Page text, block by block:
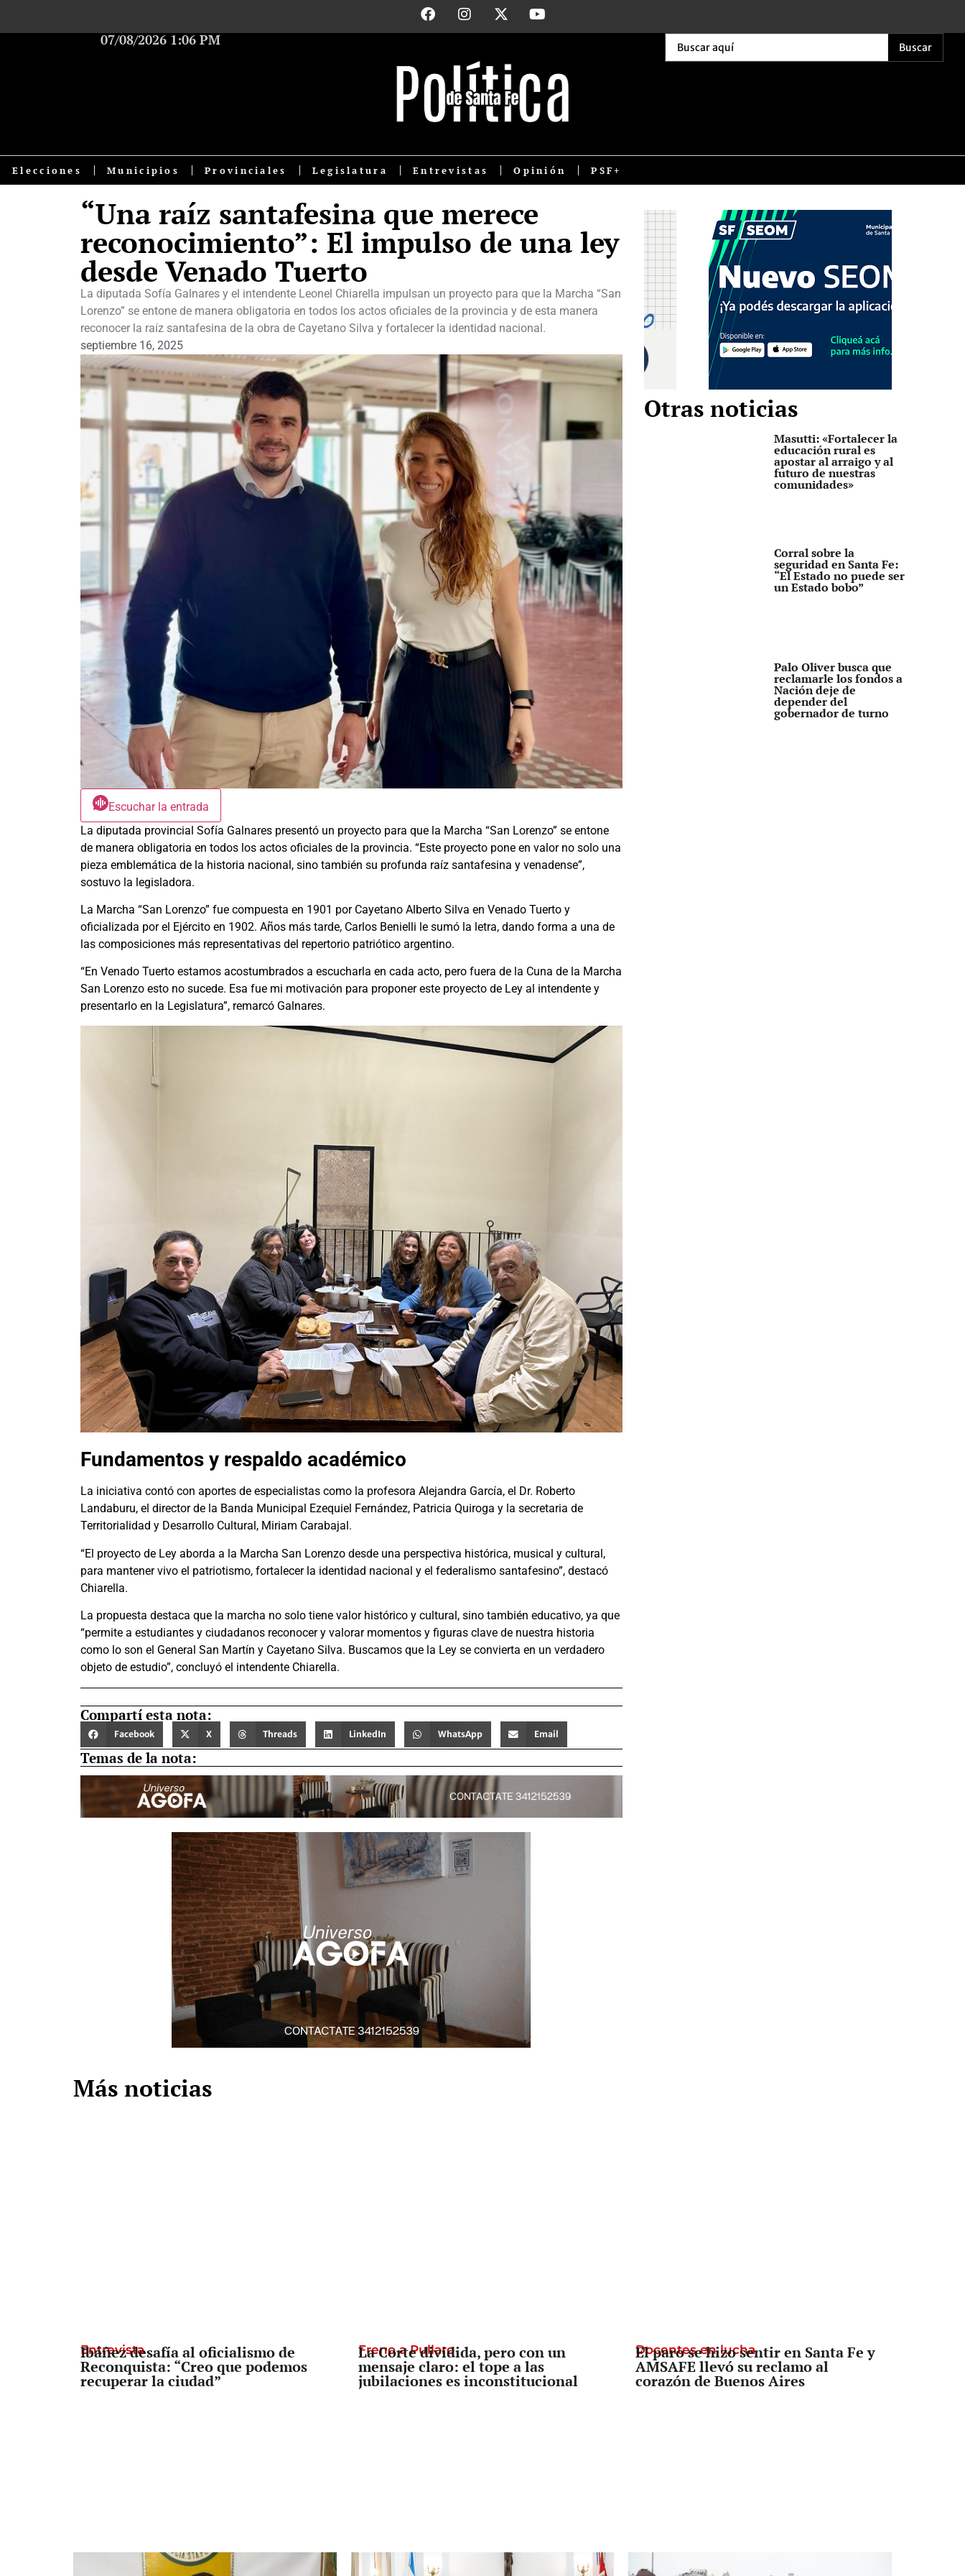
07/08/2026 1:06 PM Buscar
Elecciones Municipios Provinciales Legislatura Entrevistas Opinión PSF+
“Una raíz santafesina que merece
reconocimiento”: El impulso de una ley
desde Venado Tuerto
La diputada Sofía Galnares y el intendente Leonel Chiarella impulsan un proyecto para que la Marcha “San
Lorenzo” se entone de manera obligatoria en todos los actos oficiales de la provincia y de esta manera
reconocer la raíz santafesina de la obra de Cayetano Silva y fortalecer la identidad nacional.
septiembre 16, 2025
Escuchar la entrada
La diputada provincial Sofía Galnares presentó un proyecto para que la Marcha “San Lorenzo” se entone
de manera obligatoria en todos los actos oficiales de la provincia. “Este proyecto pone en valor no solo una
pieza emblemática de la historia nacional, sino también su profunda raíz santafesina y venadense”,
sostuvo la legisladora.
La Marcha “San Lorenzo” fue compuesta en 1901 por Cayetano Alberto Silva en Venado Tuerto y
oficializada por el Ejército en 1902. Años más tarde, Carlos Benielli le sumó la letra, dando forma a una de
las composiciones más representativas del repertorio patriótico argentino.
“En Venado Tuerto estamos acostumbrados a escucharla en cada acto, pero fuera de la Cuna de la Marcha
San Lorenzo esto no sucede. Esa fue mi motivación para proponer este proyecto de Ley al intendente y
presentarlo en la Legislatura”, remarcó Galnares.
Fundamentos y respaldo académico
La iniciativa contó con aportes de especialistas como la profesora Alejandra García, el Dr. Roberto
Landaburu, el director de la Banda Municipal Ezequiel Fernández, Patricia Quiroga y la secretaria de
Territorialidad y Desarrollo Cultural, Miriam Carabajal.
“El proyecto de Ley aborda a la Marcha San Lorenzo desde una perspectiva histórica, musical y cultural,
para mantener vivo el patriotismo, fortalecer la identidad nacional y el federalismo santafesino”, destacó
Chiarella.
La propuesta destaca que la marcha no solo tiene valor histórico y cultural, sino también educativo, ya que
“permite a estudiantes y ciudadanos reconocer y valorar momentos y figuras clave de nuestra historia
como lo son el General San Martín y Cayetano Silva. Buscamos que la Ley se convierta en un verdadero
objeto de estudio”, concluyó el intendente Chiarella.
Compartí esta nota:
Facebook X Threads LinkedIn WhatsApp Email
Temas de la nota:
Otras noticias
Masutti: «Fortalecer la
educación rural es
apostar al arraigo y al
futuro de nuestras
comunidades»
Corral sobre la
seguridad en Santa Fe:
“El Estado no puede ser
un Estado bobo”
Palo Oliver busca que
reclamarle los fondos a
Nación deje de
depender del
gobernador de turno
Más noticias
Entrevista
Ibáñez desafía al oficialismo de
Reconquista: “Creo que podemos
recuperar la ciudad”
Freno a Pullaro
La Corte dividida, pero con un
mensaje claro: el tope a las
jubilaciones es inconstitucional
Docentes en lucha
El paro se hizo sentir en Santa Fe y
AMSAFE llevó su reclamo al
corazón de Buenos Aires